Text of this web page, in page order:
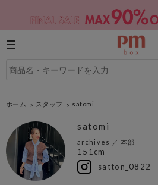
ホーム スタッフ satomi
satomi
archives ／本部
151cm
satton_0822